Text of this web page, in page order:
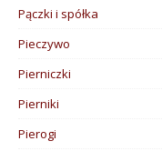
Pączki i spółka
Pieczywo
Pierniczki
Pierniki
Pierogi